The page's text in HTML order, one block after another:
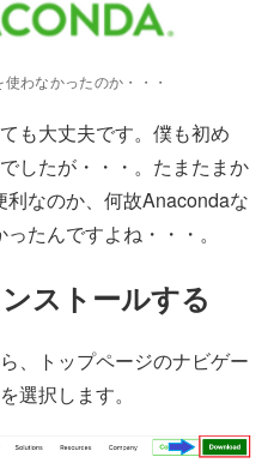
わなかったのか・・・
も大丈夫です。僕も初め
したが・・・。たまたまか
なのか、何故Anacondaな
たんですよね・・・。
ストールする
、トップページのナビゲー
選択します。